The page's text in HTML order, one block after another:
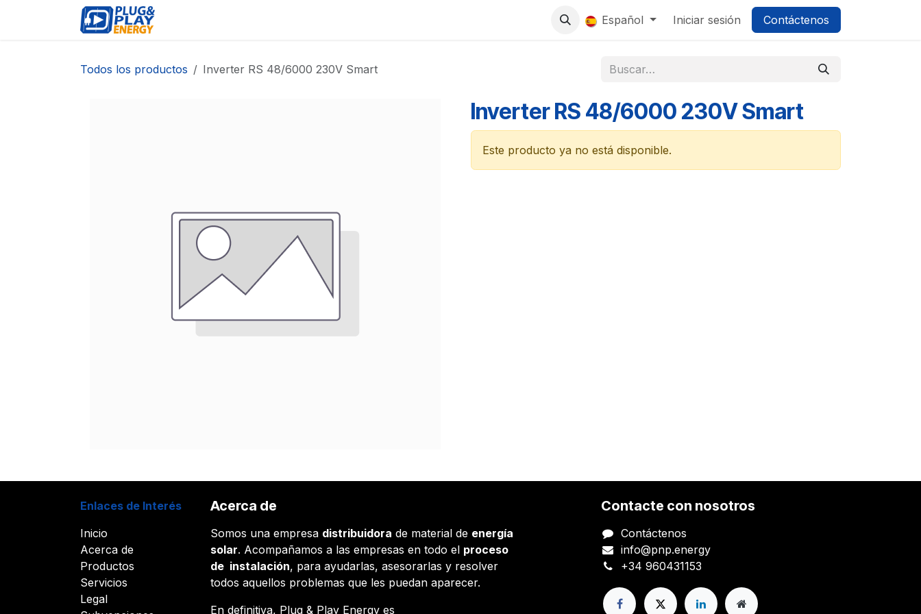
0 Español Iniciar sesión Contáctenos
Todos los productos Inverter RS 48/6000 230V Smart
Inverter RS 48/6000 230V Smart
Este producto ya no está disponible.
Enlaces de Interés
Inicio
Acerca de
Productos
Servicios
Legal
Acerca de
Somos una empresa distribuidora de material de energía
solar. Acompañamos a las empresas en todo el proceso
de instalación, para ayudarlas, asesorarlas y resolver
todos aquellos problemas que les puedan aparecer.
En definitiva, Plug & Play Energy es
Contacte con nosotros
Contáctenos
info@pnp.energy
+34 960431153